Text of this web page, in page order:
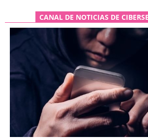
CANAL DE NOTICIAS DE